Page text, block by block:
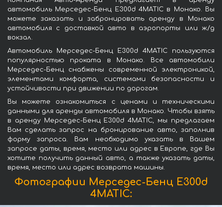
автомобиль Мерседес-Бенц E300d 4MATIC в Монако. Вы
можете заказать и забронировать аренду в Монако
автомобиля с доставкой авто в аэропорты или ж/д
вокзал.
Автомобиль Мерседес-Бенц E300d 4MATIC пользуются
популярностью проката в Монако. Все автомобили
Мерседес-Бенц снабжены современной электроникой,
элементами комфорта, системами безопасности и
устойчивости при движении по дорогам.
Вы можете ознакомиться с ценами и техническими
данными для аренды автомобиля в Монако. Чтобы взять
в аренду Мерседес-Бенц E300d 4MATIC, мы предлагаем
Вам сделать запрос на бронирование авто, заполнив
форму запроса. Вам необходимо указать в Вашем
запросе даты, время, место или адрес в Европе, где Вы
хотите получить данный авто, а также указать даты,
время, место или адрес возврата машины.
Фотографии Мерседес-Бенц E300d
4MATIC: